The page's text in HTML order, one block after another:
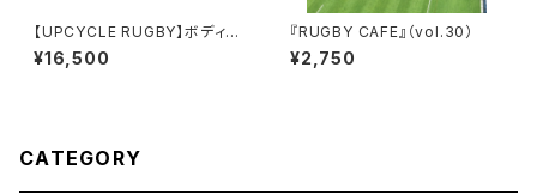
【UPCYCLE RUGBY】ボディバ
ッグ（Wales Type-B）
¥16,500
『RUGBY CAFE』（vol.30）
¥2,750
CATEGORY